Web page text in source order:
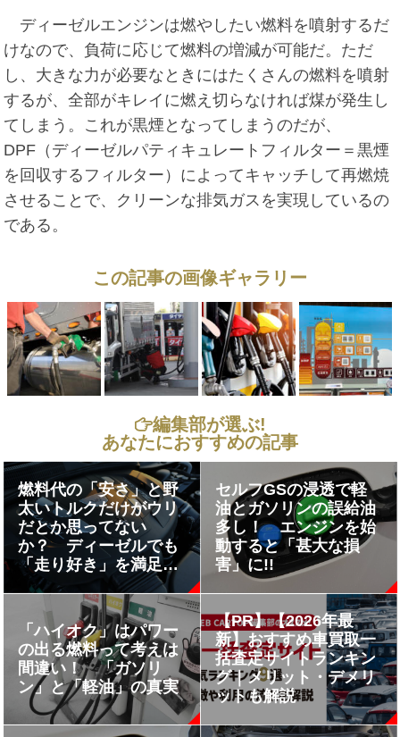
ディーゼルエンジンは燃やしたい燃料を噴射するだ
けなので、負荷に応じて燃料の増減が可能だ。ただ
し、大きな力が必要なときにはたくさんの燃料を噴射
するが、全部がキレイに燃え切らなければ煤が発生し
てしまう。これが黒煙となってしまうのだが、
DPF（ディーゼルパティキュレートフィルター＝黒煙
を回収するフィルター）によってキャッチして再燃焼
させることで、クリーンな排気ガスを実現しているの
である。
この記事の画像ギャラリー
編集部が選ぶ!
あなたにおすすめの記事
燃料代の「安さ」と野
太いトルクだけがウリ
だとか思ってない
か？ ディーゼルでも
「走り好き」を満足さ
せるスポーティモデル
セルフGSの浸透で軽
油とガソリンの誤給油
多し！ エンジンを始
動すると「甚大な損
害」に!!
「ハイオク」はパワー
の出る燃料って考えは
間違い！ 「ガソリ
ン」と「軽油」の真実
【PR】【2026年最
新】おすすめ車買取一
括査定サイトランキン
グ｜メリット・デメリ
ットも解説